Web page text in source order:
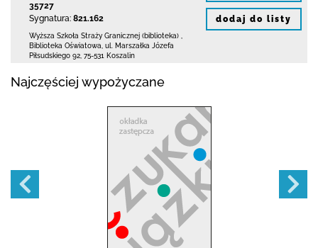
35727
Sygnatura: 821.162
Wyższa Szkoła Straży Granicznej (biblioteka)
Biblioteka Oświatowa, ul. Marszałka Józefa
Piłsudskiego 92 75-531 Koszalin
dodaj do listy
Najczęściej wypożyczane